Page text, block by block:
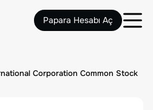
Papara Hesabı Aç
Corporation Common Stock